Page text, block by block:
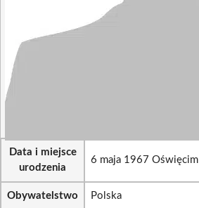
Data i miejsce
urodzenia
6 maja 1967 Oświęcim
Obywatelstwo Polska